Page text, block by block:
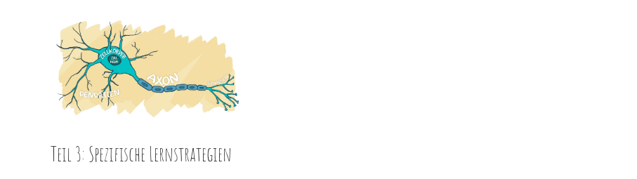
Teil 3: Spezifische Lernstrategien